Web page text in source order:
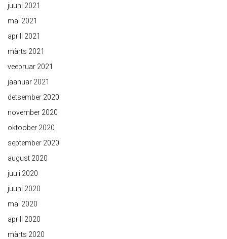
juuni 2021
mai 2021
aprill 2021
märts 2021
veebruar 2021
jaanuar 2021
detsember 2020
november 2020
oktoober 2020
september 2020
august 2020
juuli 2020
juuni 2020
mai 2020
aprill 2020
märts 2020